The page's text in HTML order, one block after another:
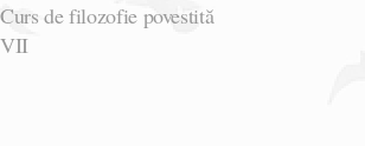
Curs de filozofie povestită
VII